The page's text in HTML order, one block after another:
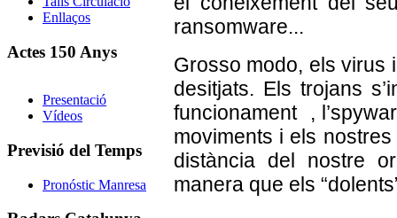
Enllaços
Actes 150 Anys
Presentació
Vídeos
Previsió del Temps
Pronóstic Manresa
ransomware...
Grosso modo, els virus
desitjats. Els trojans
funcionament ,
moviments i els
distància del nostre
manera que els